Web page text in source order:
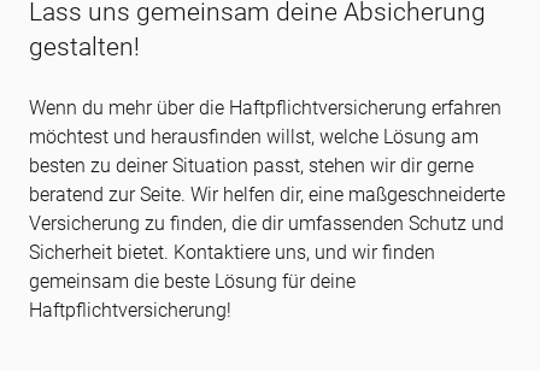
Lass uns gemeinsam deine Absicherung
gestalten!
Wenn du mehr über die Haftpflichtversicherung erfahren
möchtest und herausfinden willst, welche Lösung am
besten zu deiner Situation passt, stehen wir dir gerne
beratend zur Seite. Wir helfen dir, eine maßgeschneiderte
Versicherung zu finden, die dir umfassenden Schutz und
Sicherheit bietet. Kontaktiere uns, und wir finden
gemeinsam die beste Lösung für deine
Haftpflichtversicherung!